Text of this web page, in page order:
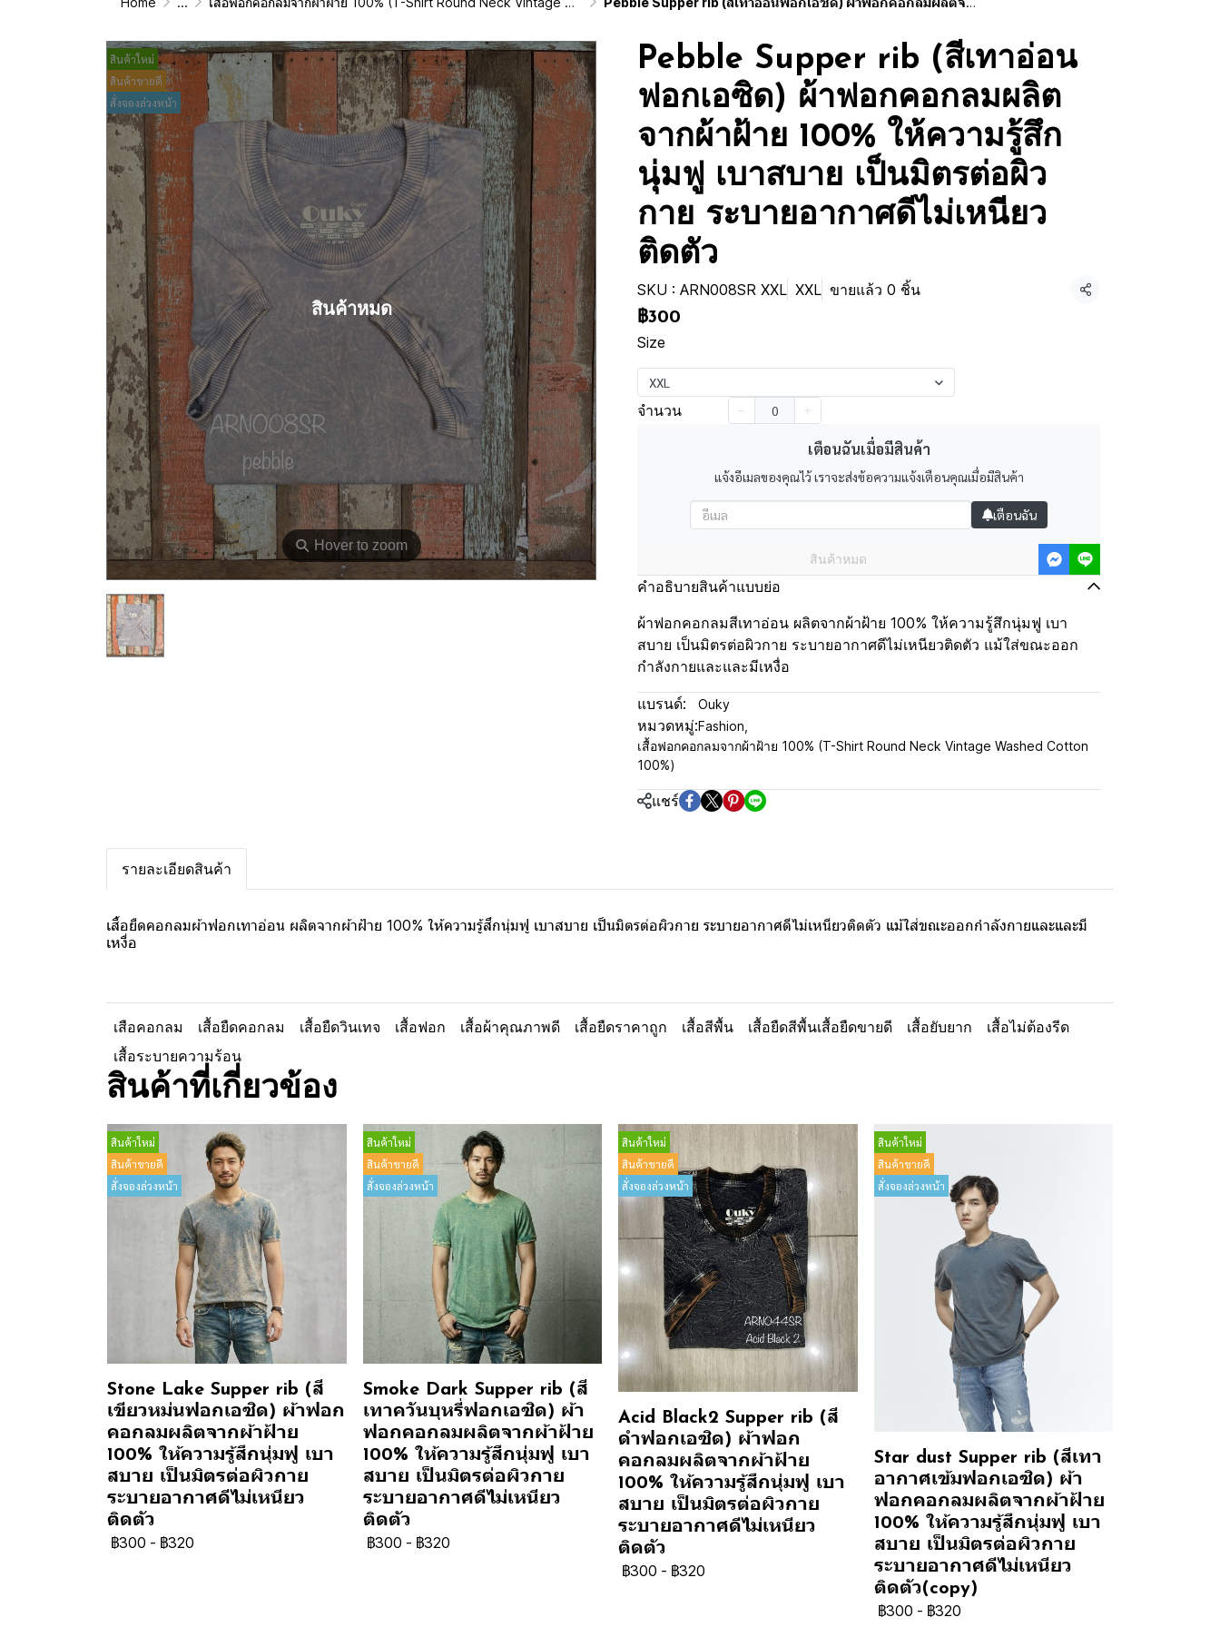
⚲ Hover to zoom
สินค้าใหม่
สินค้าขายดี
สั่งจองล่วงหน้า
สินค้าหมด
Pebble Supper rib (สีเทาอ่อน
ฟอกเอซิด) ผ้าฟอกคอกลมผลิต
จากผ้าฝ้าย 100% ให้ความรู้สึก
นุ่มฟู เบาสบาย เป็นมิตรต่อผิว
กาย ระบายอากาศดีไม่เหนียว
ติดตัว
SKU : ARN008SR XXL XXL ขายแล้ว 0 ชิ้น แชร์
฿300
Size
XXL
จำนวน
เตือนฉันเมื่อมีสินค้า
แจ้งอีเมลของคุณไว้ เราจะส่งข้อความแจ้งเตือนคุณเมื่อมีสินค้า
เตือนฉัน
สินค้าหมด
คำอธิบายสินค้าแบบย่อ
ผ้าฟอกคอกลมสีเทาอ่อน ผลิตจากผ้าฝ้าย 100% ให้ความรู้สึกนุ่มฟู เบา
สบาย เป็นมิตรต่อผิวกาย ระบายอากาศดีไม่เหนียวติดตัว แม้ใส่ขณะออก
กำลังกายและและมีเหงื่อ
แบรนด์: Ouky
หมวดหมู่:Fashion
เสื้อฟอกคอกลมจากผ้าฝ้าย 100% (T-Shirt Round Neck Vintage Washed Cotton
100%)
แชร์
รายละเอียดสินค้า
เสื้อยืดคอกลมผ้าฟอกเทาอ่อน ผลิตจากผ้าฝ้าย 100% ให้ความรู้สึกนุ่มฟู เบาสบาย เป็นมิตรต่อผิวกาย ระบายอากาศดีไม่เหนียวติดตัว แม้ใส่ขณะออกกำลังกายและและมี
เหงื่อ
เสือคอกลม เสื้อยืดคอกลม เสื้อยืดวินเทจ เสื้อฟอก เสื้อผ้าคุณภาพดี เสื้อยืดราคาถูก เสื้อสีพื้น เสื้อยืดสีพื้นเสื้อยืดขายดี เสื้อยับยาก
เสื้อไม่ต้องรีด
เสื้อระบายความร้อน
สินค้าที่เกี่ยวข้อง
สินค้าใหม่
สินค้าขายดี
สั่งจองล่วงหน้า
Stone Lake Supper rib (สี
เขียวหม่นฟอกเอซิด) ผ้าฟอก
คอกลมผลิตจากผ้าฝ้าย
100% ให้ความรู้สึกนุ่มฟู เบา
สบาย เป็นมิตรต่อผิวกาย
ระบายอากาศดีไม่เหนียว
ติดตัว
฿300 - ฿320
สินค้าใหม่
สินค้าขายดี
สั่งจองล่วงหน้า
Smoke Dark Supper rib (สี
เทาควันบุหรี่ฟอกเอซิด) ผ้า
ฟอกคอกลมผลิตจากผ้าฝ้าย
100% ให้ความรู้สึกนุ่มฟู เบา
สบาย เป็นมิตรต่อผิวกาย
ระบายอากาศดีไม่เหนียว
ติดตัว
฿300 - ฿320
สินค้าใหม่
สินค้าขายดี
สั่งจองล่วงหน้า
Acid Black2 Supper rib (สี
ดำฟอกเอซิด) ผ้าฟอก
คอกลมผลิตจากผ้าฝ้าย
100% ให้ความรู้สึกนุ่มฟู เบา
สบาย เป็นมิตรต่อผิวกาย
ระบายอากาศดีไม่เหนียว
ติดตัว
฿300 - ฿320
สินค้าใหม่
สินค้าขายดี
สั่งจองล่วงหน้า
Star dust Supper rib (สีเทา
อากาศเข้มฟอกเอซิด) ผ้า
ฟอกคอกลมผลิตจากผ้าฝ้าย
100% ให้ความรู้สึกนุ่มฟู เบา
สบาย เป็นมิตรต่อผิวกาย
ระบายอากาศดีไม่เหนียว
ติดตัว(copy)
฿300 - ฿320